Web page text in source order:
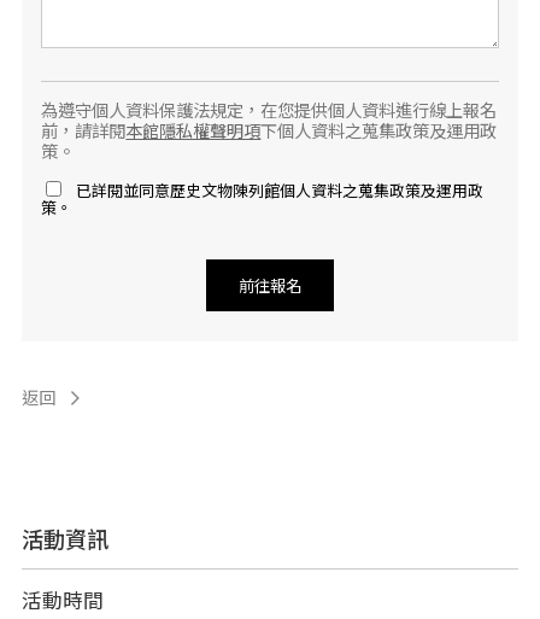
為遵守個人資料保護法規定，在您提供個人資料進行線上報名
前，請詳閱本館隱私權聲明項下個人資料之蒐集政策及運用政
策。
已詳閱並同意歷史文物陳列館個人資料之蒐集政策及運用政
策。
返回
活動資訊
活動時間